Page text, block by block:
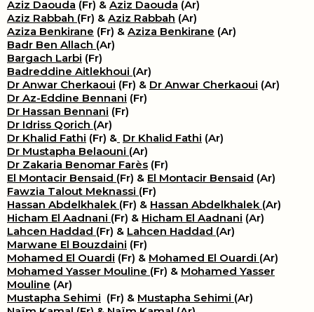
Aziz Daouda (Fr) & Aziz Daouda (Ar)
Aziz Rabbah (Fr) & Aziz Rabbah (Ar)
Aziza Benkirane (Fr) & Aziza Benkirane (Ar)
Badr Ben Allach (Ar)
Bargach Larbi (Fr)
Badreddine Aitlekhoui (Ar)
Dr Anwar Cherkaoui (Fr) & Dr Anwar Cherkaoui (Ar)
Dr Az-Eddine Bennani (Fr)
Dr Hassan Bennani (Fr)
Dr Idriss Qorich (Ar)
Dr Khalid Fathi (Fr) & Dr Khalid Fathi (Ar)
Dr Mustapha Belaouni (Ar)
Dr Zakaria Benomar Farès (Fr)
El Montacir Bensaid (Fr) & El Montacir Bensaid (Ar)
Fawzia Talout Meknassi (Fr)
Hassan Abdelkhalek (Fr) & Hassan Abdelkhalek (Ar)
Hicham El Aadnani (Fr) & Hicham El Aadnani (Ar)
Lahcen Haddad (Fr) & Lahcen Haddad (Ar)
Marwane El Bouzdaini (Fr)
Mohamed El Ouardi (Fr) & Mohamed El Ouardi (Ar)
Mohamed Yasser Mouline (Fr) & Mohamed Yasser
Mouline (Ar)
Mustapha Sehimi (Fr) & Mustapha Sehimi (Ar)